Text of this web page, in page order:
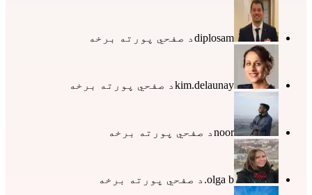
diplosamد صفحي پورته برخه
kim.delaunayد صفحي پورته برخه
noorد صفحي پورته برخه
olga b. د صفحي پورته برخه